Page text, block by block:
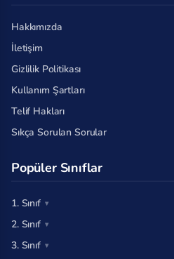
Hakkımızda
İletişim
Gizlilik Politikası
Kullanım Şartları
Telif Hakları
Sıkça Sorulan Sorular
Popüler Sınıflar
1. Sınıf
2. Sınıf
3. Sınıf